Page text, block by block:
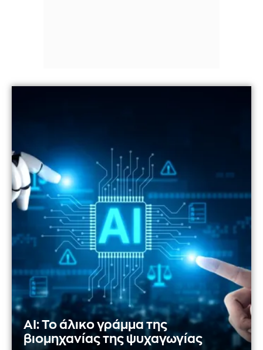
ορτανσίες κρύβεται μέσα σε ένα café
Σικελίας - Δείτε βίντεο
IN 1 HOUR
Συρία-Ρωσία: Υπογραφή μνημονίου
κατανόησης για το μέλλον των ρωσικών
βάσεων
IN 1 HOUR
Φιντάν: Η λύση δύο κρατών είναι η ιδανική για
την Κύπρο
IN 1 HOUR
AI: Το άλικο γράμμα της
βιομηχανίας της ψυχαγωγίας